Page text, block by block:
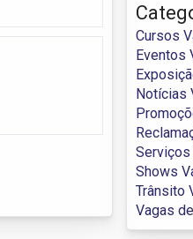
Cursos
Eventos
Notícias
Serviços
Shows
Trânsito
Vagas